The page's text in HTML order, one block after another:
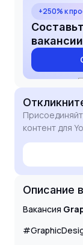
I am a
and
possibility of
storytelling
support
+250% к
контент для
Описание
Вакансия